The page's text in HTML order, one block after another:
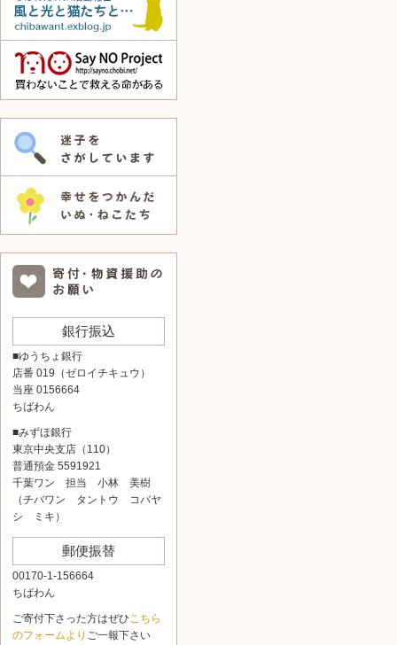
銀行振込
■ゆうちょ銀行
店番 019（ゼロイチキュウ）
当座 0156664
ちばわん
■みずほ銀行
東京中央支店（110）
普通預金 5591921
千葉ワン 担当 小林 美樹
（チバワン タントウ コバヤ
シ ミキ）
郵便振替
00170-1-156664
ちばわん
ご寄付下さった方はぜひこちら
のフォームより ご一報下さい